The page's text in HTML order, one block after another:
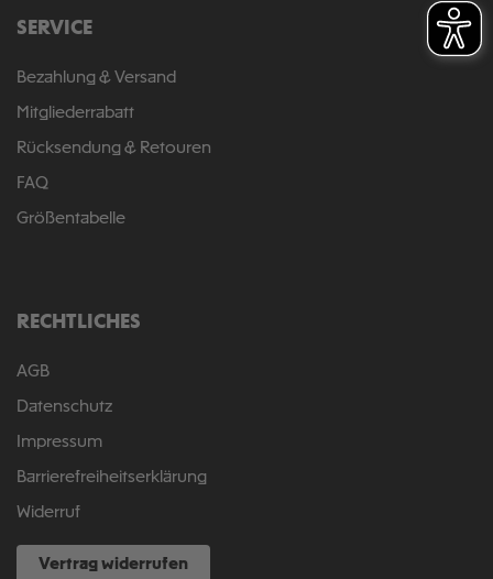
SERVICE
Bezahlung & Versand
Mitgliederrabatt
Rücksendung & Retouren
FAQ
Größentabelle
RECHTLICHES
AGB
Datenschutz
Impressum
Barrierefreiheitserklärung
Widerruf
Vertrag widerrufen